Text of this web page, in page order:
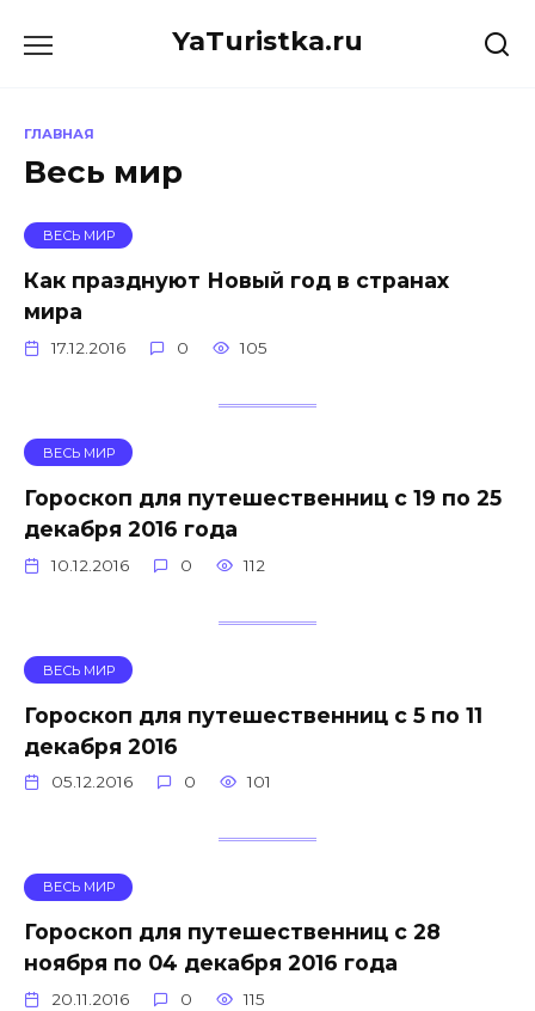
YaTuristka.ru
ГЛАВНАЯ
Весь мир
ВЕСЬ МИР
Как празднуют Новый год в странах
мира
17.12.2016 0 105
ВЕСЬ МИР
Гороскоп для путешественниц с 19 по 25
декабря 2016 года
10.12.2016 0 112
ВЕСЬ МИР
Гороскоп для путешественниц с 5 по 11
декабря 2016
05.12.2016 0 101
ВЕСЬ МИР
Гороскоп для путешественниц с 28
ноября по 04 декабря 2016 года
20.11.2016 0 115